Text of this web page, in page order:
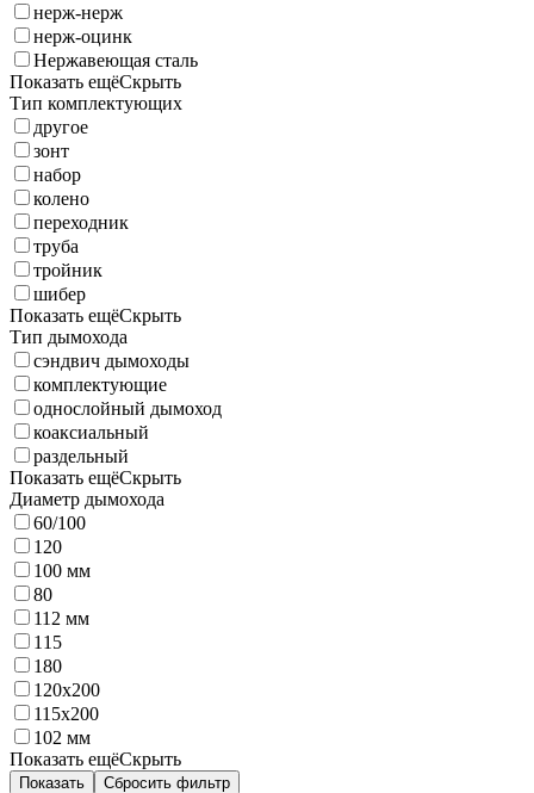
нерж-нерж
нерж-оцинк
Нержавеющая сталь
Показать ещёСкрыть
Тип комплектующих
другое
зонт
набор
колено
переходник
труба
тройник
шибер
Показать ещёСкрыть
Тип дымохода
сэндвич дымоходы
комплектующие
однослойный дымоход
коаксиальный
раздельный
Показать ещёСкрыть
Диаметр дымохода
60/100
120
100 мм
80
112 мм
115
180
120х200
115х200
102 мм
Показать ещёСкрыть
Показать Сбросить фильтр